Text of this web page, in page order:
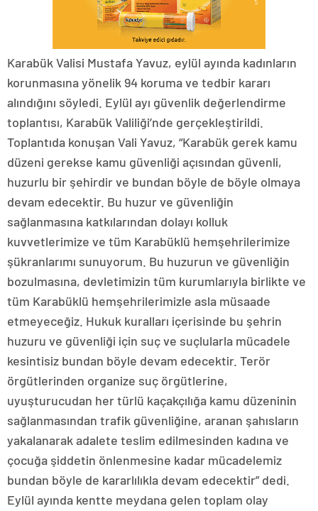
Karabük Valisi Mustafa Yavuz, eylül ayında kadınların
korunmasına yönelik 94 koruma ve tedbir kararı
alındığını söyledi. Eylül ayı güvenlik değerlendirme
toplantısı, Karabük Valiliği’nde gerçekleştirildi.
Toplantıda konuşan Vali Yavuz, “Karabük gerek kamu
düzeni gerekse kamu güvenliği açısından güvenli,
huzurlu bir şehirdir ve bundan böyle de böyle olmaya
devam edecektir. Bu huzur ve güvenliğin
sağlanmasına katkılarından dolayı kolluk
kuvvetlerimize ve tüm Karabüklü hemşehrilerimize
şükranlarımı sunuyorum. Bu huzurun ve güvenliğin
bozulmasına, devletimizin tüm kurumlarıyla birlikte ve
tüm Karabüklü hemşehrilerimizle asla müsaade
etmeyeceğiz. Hukuk kuralları içerisinde bu şehrin
huzuru ve güvenliği için suç ve suçlularla mücadele
kesintisiz bundan böyle devam edecektir. Terör
örgütlerinden organize suç örgütlerine,
uyuşturucudan her türlü kaçakçılığa kamu düzeninin
sağlanmasından trafik güvenliğine, aranan şahısların
yakalanarak adalete teslim edilmesinden kadına ve
çocuğa şiddetin önlenmesine kadar mücadelemiz
bundan böyle de kararlılıkla devam edecektir” dedi.
Eylül ayında kentte meydana gelen toplam olay